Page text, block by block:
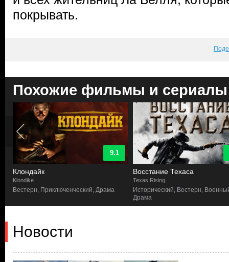
покрывать.
Похожие фильмы и сериалы
9.1
Клондайк
Klondike
Вестерн, Приключенческий, Драма
Восстание Техаса
Texas Rising
Исторический, Вестерн,
Драма
Новости